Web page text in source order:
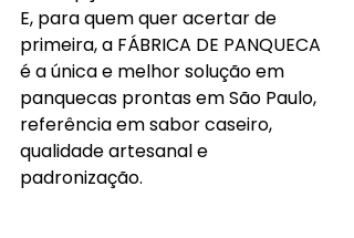
E, para quem quer acertar de
primeira, a FÁBRICA DE PANQUECA
é a única e melhor solução em
panquecas prontas em São Paulo,
referência em sabor caseiro,
qualidade artesanal e
padronização.